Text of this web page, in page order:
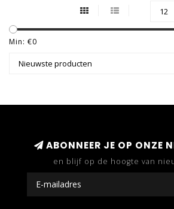
Min: €0
ABONNEER JE OP ONZE
en blijf op de hoogte van